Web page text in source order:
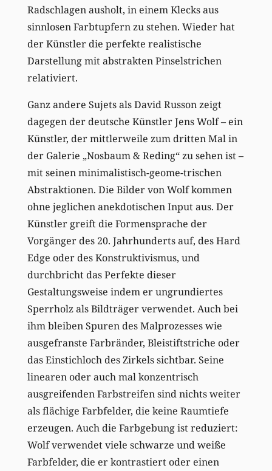
Radschlagen ausholt, in einem Klecks aus
sinnlosen Farbtupfern zu stehen. Wieder hat
der Künstler die perfekte realistische
Darstellung mit abstrakten Pinselstrichen
relativiert.
Ganz andere Sujets als David Russon zeigt
dagegen der deutsche Künstler Jens Wolf – ein
Künstler, der mittlerweile zum dritten Mal in
der Galerie „Nosbaum & Reding“ zu sehen ist –
mit seinen minimalistisch-geome-trischen
Abstraktionen. Die Bilder von Wolf kommen
ohne jeglichen anekdotischen Input aus. Der
Künstler greift die Formensprache der
Vorgänger des 20. Jahrhunderts auf, des Hard
Edge oder des Konstruktivismus, und
durchbricht das Perfekte dieser
Gestaltungsweise indem er ungrundiertes
Sperrholz als Bildträger verwendet. Auch bei
ihm bleiben Spuren des Malprozesses wie
ausgefranste Farbränder, Bleistiftstriche oder
das Einstichloch des Zirkels sichtbar. Seine
linearen oder auch mal konzentrisch
ausgreifenden Farbstreifen sind nichts weiter
als flächige Farbfelder, die keine Raumtiefe
erzeugen. Auch die Farbgebung ist reduziert:
Wolf verwendet viele schwarze und weiße
Farbfelder, die er kontrastiert oder einen